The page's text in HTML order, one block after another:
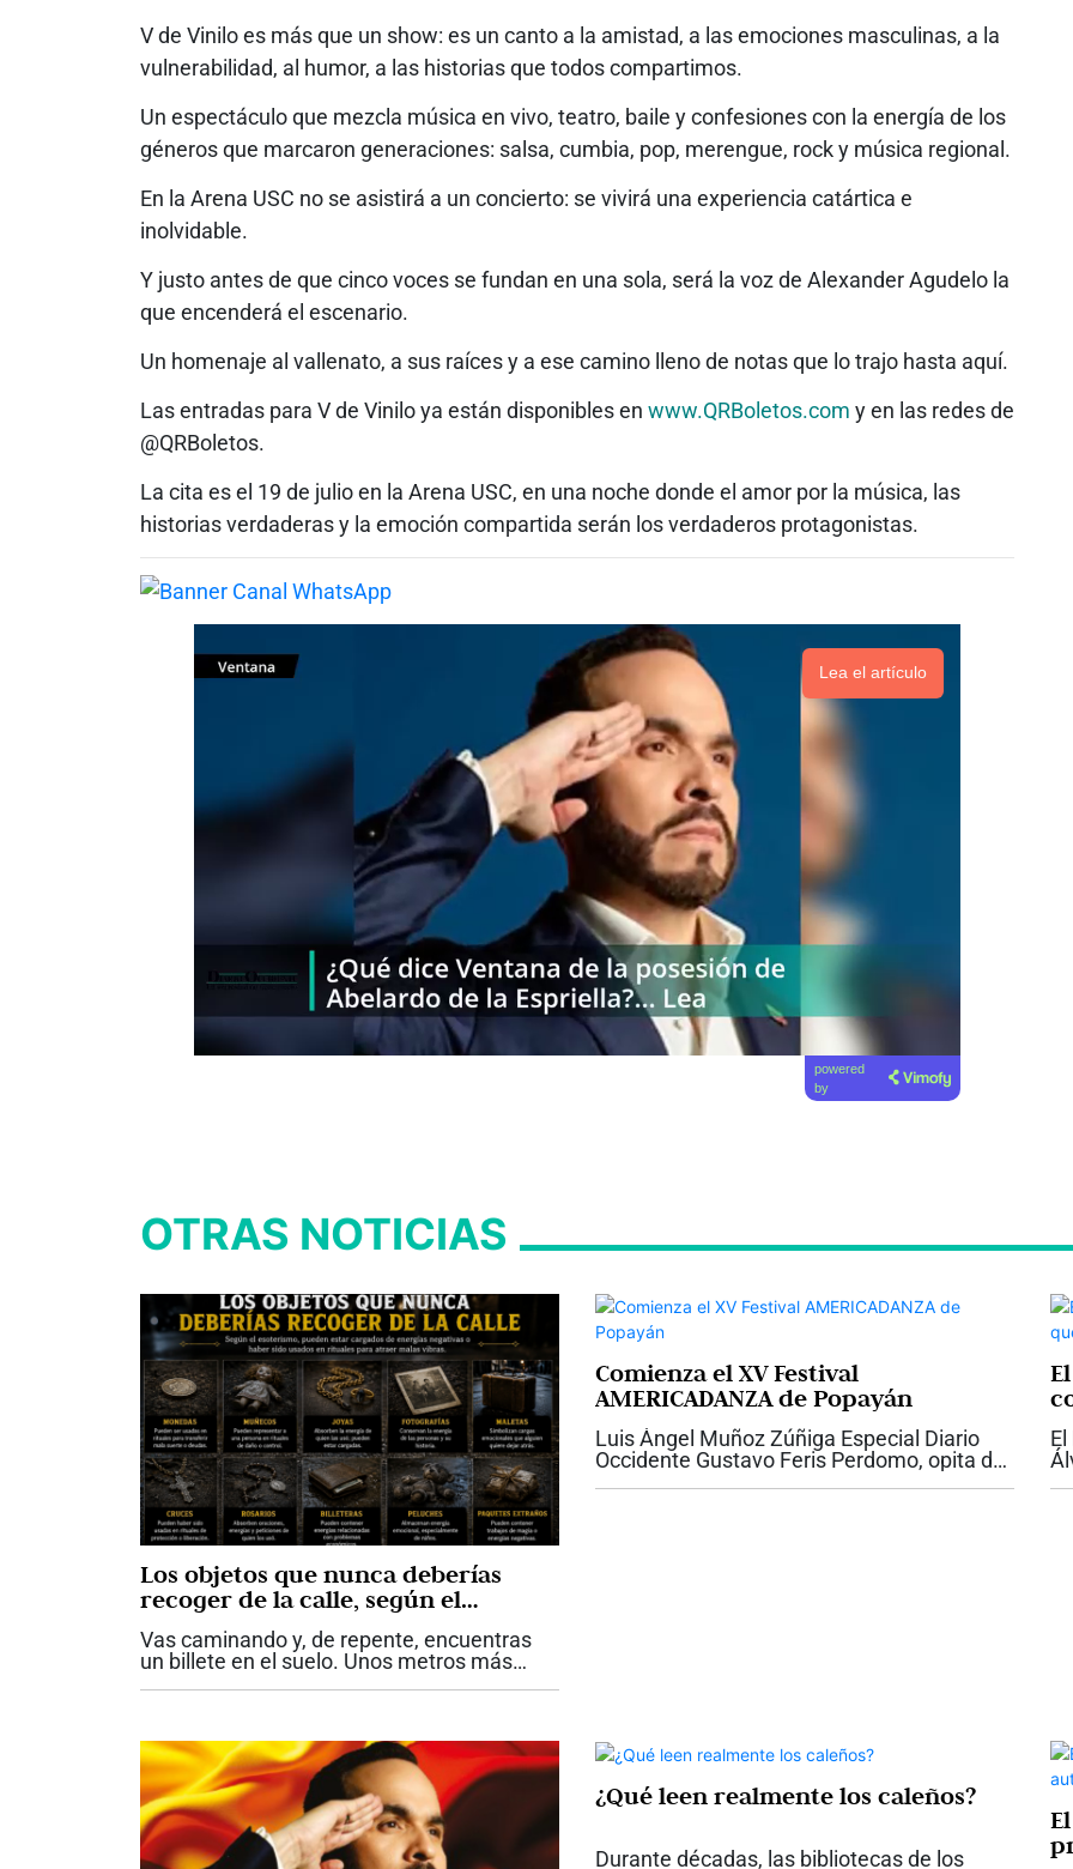
V de Vinilo es más que un show: es un canto a la amistad, a las emociones masculinas, a la
vulnerabilidad, al humor, a las historias que todos compartimos.
Un espectáculo que mezcla música en vivo, teatro, baile y confesiones con la energía de los
géneros que marcaron generaciones: salsa, cumbia, pop, merengue, rock y música regional.
En la Arena USC no se asistirá a un concierto: se vivirá una experiencia catártica e
inolvidable.
Y justo antes de que cinco voces se fundan en una sola, será la voz de Alexander Agudelo la
que encenderá el escenario.
Un homenaje al vallenato, a sus raíces y a ese camino lleno de notas que lo trajo hasta aquí.
Las entradas para V de Vinilo ya están disponibles en www.QRBoletos.com y en las redes de
@QRBoletos.
La cita es el 19 de julio en la Arena USC, en una noche donde el amor por la música, las
historias verdaderas y la emoción compartida serán los verdaderos protagonistas.
Lea el artículo
powered
by
OTRAS NOTICIAS
Los objetos que nunca deberías
recoger de la calle, según el
esoterismo
Vas caminando y, de repente, encuentras
un billete en el suelo. Unos metros más
perfecto estado...
Comienza el XV Festival
AMERICADANZA de Popayán
Luis Ángel Muñoz Zúñiga Especial Diario
Occidente Gustavo Feris Perdomo, opita de
¿Qué leen realmente los caleños?
Durante décadas, las bibliotecas de los